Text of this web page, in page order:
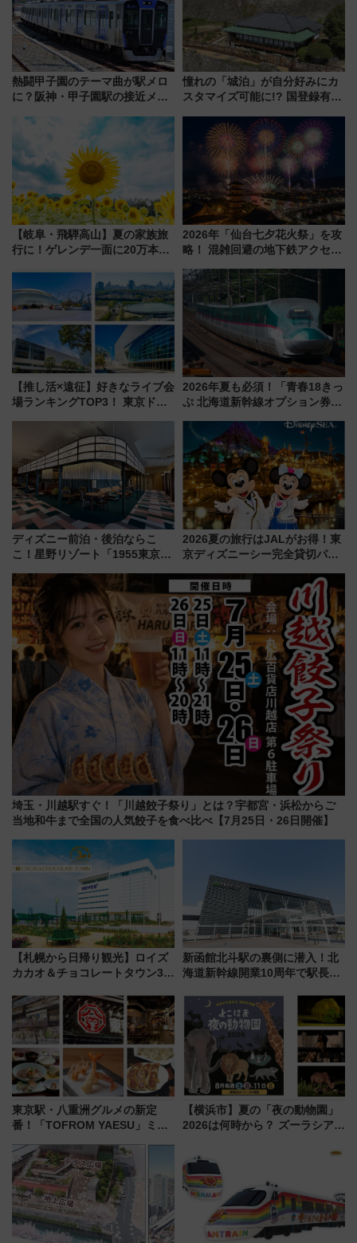
熱闘甲子園のテーマ曲が駅メロ
に？阪神・甲子園駅の接近メロ
谷実アレンジの特別仕様へ、8月
憧れの「城泊」が自分好みにカ
スタマイズ可能に!? 国登録有形
にオーダーメイド型の宿泊プラ
ンが誕生！
【岐阜・飛騨高山】夏の家族旅
行に！ゲレンデ一面に20万本の
アひまわり園」開園
2026年「仙台七夕花火祭」を攻
略！ 混雑回避の地下鉄アクセス
火前に楽しむ仙台観光ルートま
で解説！
【推し活×遠征】好きなライブ会
場ランキングTOP3！ 東京ドー
由と交通アクセス術、ライブ会
場に何を求める？
2026年夏も必須！「青春18きっ
ぷ 北海道新幹線オプション券」
の罠
ディズニー前泊・後泊ならこ
こ！星野リゾート「1955東京ベ
つの理由 無料バス＆24時間サー
ビスで混雑回避
2026夏の旅行はJALがお得！東
京ディズニーシー完全貸切パー
ーン始まる 条件は「夏の国内
線に2回搭乗」
埼玉・川越駅すぐ！「川越餃子祭り」とは？宇都宮・浜松からご
当地和牛まで全国の人気餃子を食べ比べ【7月25日・26日開催】
【札幌から日帰り観光】ロイズ
カカオ＆チョコレートタウン3周
詰め放題を開催、ロイズタウン
駅からのアクセスも
新函館北斗駅の裏側に潜入！北
海道新幹線開業10周年で駅長
ト 参加方法や体験内容を紹介
東京駅・八重洲グルメの新定
番！「TOFROM YAESU」ミシ
舗が集結した食の空間を徹底解
剖！（9/10開業）
【横浜市】夏の「夜の動物園」
2026は何時から？ ズーラシア・
見どころ、限定イベントを徹底
解説！